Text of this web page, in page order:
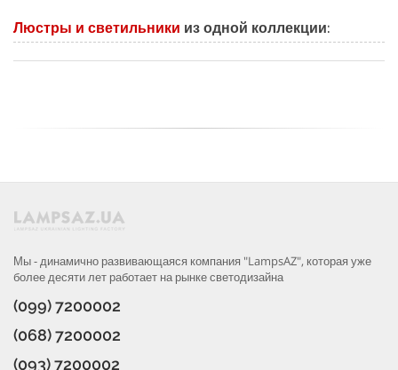
Люстры и светильники из одной коллекции:
Мы - динамично развивающаяся компания "LampsAZ", которая уже
более десяти лет работает на рынке светодизайна
(099) 7200002
(068) 7200002
(093) 7200002